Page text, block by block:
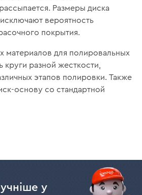
Размеры диска
вероятность
покрытия.
материалов для полировальных
разной жесткости,
этапов полировки. Также
основу со стандартной
у